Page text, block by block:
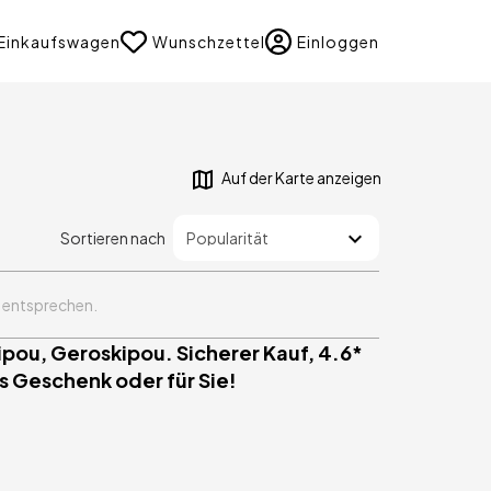
Wunschzettel Einloggen
Auf der Karte anzeigen
Sortieren nach
Geroskipou. Sicherer Kauf, 4.6*
oder für Sie!